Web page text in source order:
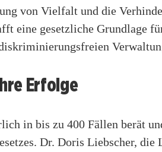
von Vielfalt und die
eine gesetzliche Grundlage
Erfolge
in bis zu 400 Fällen berät
Dr. Doris Liebscher, die